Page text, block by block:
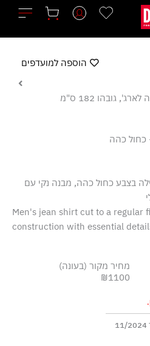
כחול כהה
בצבע כחול כהה, מבנה נקי עם
Men's jean shirt cut to a regular
construction with essential
מחיר מקור (בעונה)
₪1100
הוספה למועדפים
גובהו 182 ס"מ